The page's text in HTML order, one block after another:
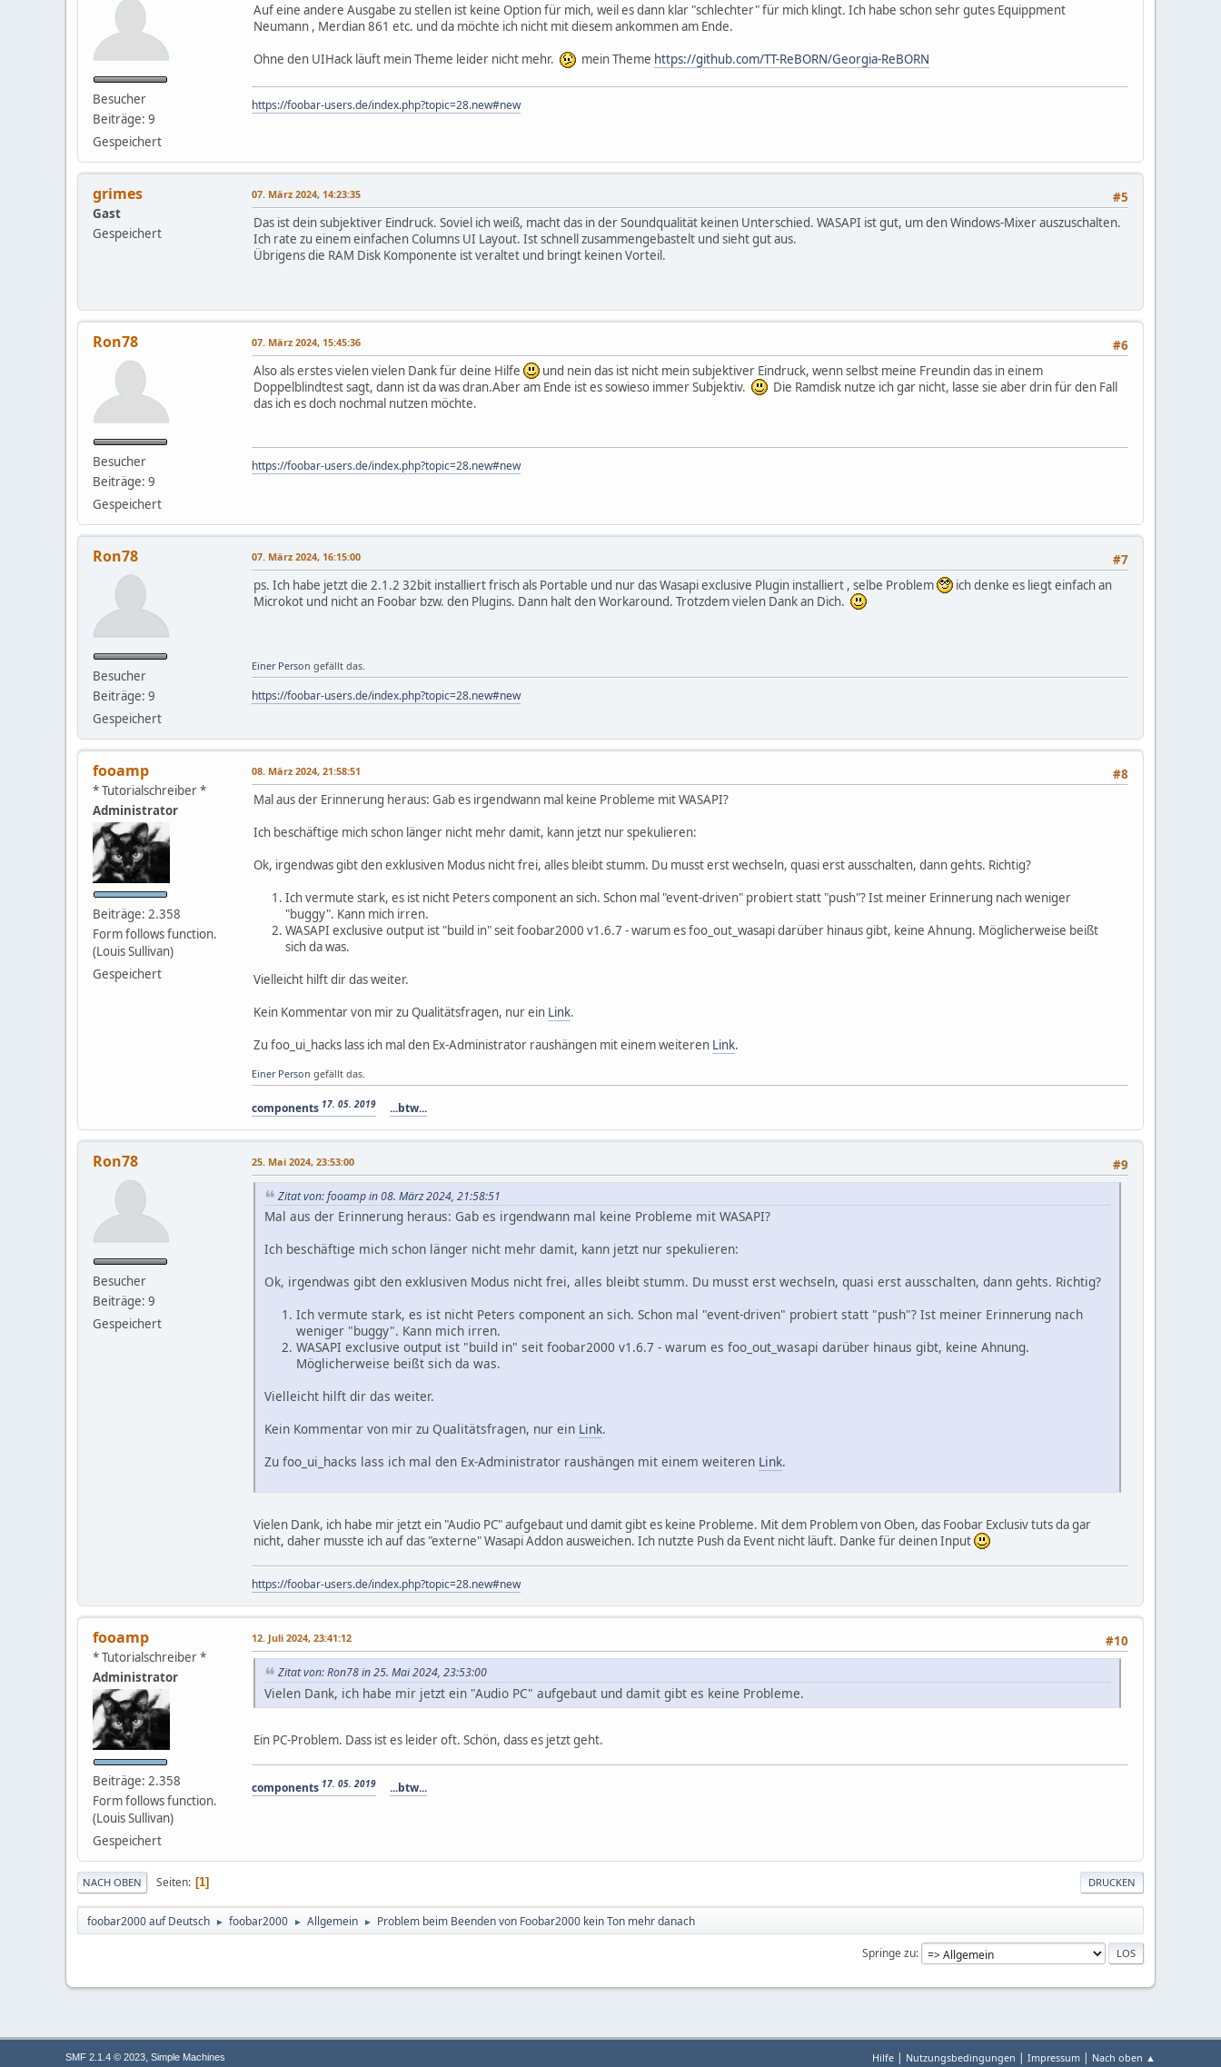
Besucher
Beiträge: 9
Gespeichert
Auf eine andere Ausgabe zu stellen ist keine Option für mich, weil es dann klar "schlechter" für mich klingt. Ich habe schon sehr gutes Equippment
Neumann , Merdian 861 etc. und da möchte ich nicht mit diesem ankommen am Ende.
Ohne den UIHack läuft mein Theme leider nicht mehr.
mein Theme https://github.com/TT-ReBORN/Georgia-ReBORN
https://foobar-users.de/index.php?topic=28.new#new
grimes
Gast
Gespeichert
#5
07. März 2024, 14:23:35
Das ist dein subjektiver Eindruck. Soviel ich weiß, macht das in der Soundqualität keinen Unterschied. WASAPI ist gut, um den Windows-Mixer auszuschalten.
Ich rate zu einem einfachen Columns UI Layout. Ist schnell zusammengebastelt und sieht gut aus.
Übrigens die RAM Disk Komponente ist veraltet und bringt keinen Vorteil.
Ron78
Besucher
Beiträge: 9
Gespeichert
#6
07. März 2024, 15:45:36
Also als erstes vielen vielen Dank für deine Hilfe
und nein das ist nicht mein subjektiver Eindruck, wenn selbst meine Freundin das in einem
Doppelblindtest sagt, dann ist da was dran.Aber am Ende ist es sowieso immer Subjektiv.
Die Ramdisk nutze ich gar nicht, lasse sie aber drin für den Fall
das ich es doch nochmal nutzen möchte.
https://foobar-users.de/index.php?topic=28.new#new
Ron78
Besucher
Beiträge: 9
Gespeichert
#7
07. März 2024, 16:15:00
ps. Ich habe jetzt die 2.1.2 32bit installiert frisch als Portable und nur das Wasapi exclusive Plugin installiert , selbe Problem
ich denke es liegt einfach an
Microkot und nicht an Foobar bzw. den Plugins. Dann halt den Workaround. Trotzdem vielen Dank an Dich.
Einer Person gefällt das.
https://foobar-users.de/index.php?topic=28.new#new
fooamp
* Tutorialschreiber *
Administrator
Beiträge: 2.358
Form follows function.
(Louis Sullivan)
Gespeichert
#8
08. März 2024, 21:58:51
Mal aus der Erinnerung heraus: Gab es irgendwann mal keine Probleme mit WASAPI?
Ich beschäftige mich schon länger nicht mehr damit, kann jetzt nur spekulieren:
Ok, irgendwas gibt den exklusiven Modus nicht frei, alles bleibt stumm. Du musst erst wechseln, quasi erst ausschalten, dann gehts. Richtig?
Ich vermute stark, es ist nicht Peters component an sich. Schon mal "event-driven" probiert statt "push"? Ist meiner Erinnerung nach weniger
"buggy". Kann mich irren.
WASAPI exclusive output ist "build in" seit foobar2000 v1.6.7 - warum es foo_out_wasapi darüber hinaus gibt, keine Ahnung. Möglicherweise beißt
sich da was.
Vielleicht hilft dir das weiter.
Kein Kommentar von mir zu Qualitätsfragen, nur ein Link.
Zu foo_ui_hacks lass ich mal den Ex-Administrator raushängen mit einem weiteren Link.
Einer Person gefällt das.
components 17. 05. 2019 ...btw...
Ron78
Besucher
Beiträge: 9
Gespeichert
#9
25. Mai 2024, 23:53:00
Zitat von: fooamp in 08. März 2024, 21:58:51
Mal aus der Erinnerung heraus: Gab es irgendwann mal keine Probleme mit WASAPI?
Ich beschäftige mich schon länger nicht mehr damit, kann jetzt nur spekulieren:
Ok, irgendwas gibt den exklusiven Modus nicht frei, alles bleibt stumm. Du musst erst wechseln, quasi erst ausschalten, dann gehts. Richtig?
Ich vermute stark, es ist nicht Peters component an sich. Schon mal "event-driven" probiert statt "push"? Ist meiner Erinnerung nach
weniger "buggy". Kann mich irren.
WASAPI exclusive output ist "build in" seit foobar2000 v1.6.7 - warum es foo_out_wasapi darüber hinaus gibt, keine Ahnung.
Möglicherweise beißt sich da was.
Vielleicht hilft dir das weiter.
Kein Kommentar von mir zu Qualitätsfragen, nur ein Link.
Zu foo_ui_hacks lass ich mal den Ex-Administrator raushängen mit einem weiteren Link.
Vielen Dank, ich habe mir jetzt ein "Audio PC" aufgebaut und damit gibt es keine Probleme. Mit dem Problem von Oben, das Foobar Exclusiv tuts da gar
nicht, daher musste ich auf das "externe" Wasapi Addon ausweichen. Ich nutzte Push da Event nicht läuft. Danke für deinen Input
https://foobar-users.de/index.php?topic=28.new#new
fooamp
* Tutorialschreiber *
Administrator
Beiträge: 2.358
Form follows function.
(Louis Sullivan)
Gespeichert
#10
12. Juli 2024, 23:41:12
Zitat von: Ron78 in 25. Mai 2024, 23:53:00
Vielen Dank, ich habe mir jetzt ein "Audio PC" aufgebaut und damit gibt es keine Probleme.
Ein PC-Problem. Dass ist es leider oft. Schön, dass es jetzt geht.
components 17. 05. 2019 ...btw...
DRUCKEN
NACH OBEN Seiten 1
foobar2000 auf Deutsch ► foobar2000 ► Allgemein ► Problem beim Beenden von Foobar2000 kein Ton mehr danach
Springe zu
Hilfe | Nutzungsbedingungen | Impressum | Nach oben ▲
SMF 2.1.4 © 2023, Simple Machines